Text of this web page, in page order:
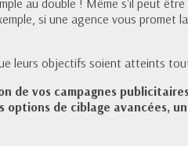
au double ! Même s'il peut
si une agence vous
leurs objectifs soient atteints
de vos campagnes
options de ciblage avancées,